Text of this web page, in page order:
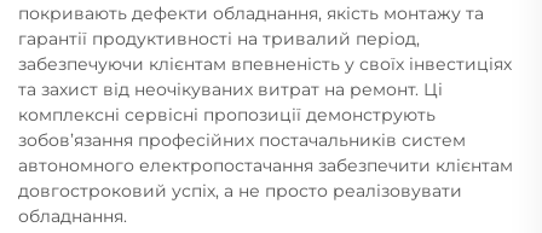
покривають дефекти обладнання, якість монтажу та
гарантії продуктивності на тривалий період,
забезпечуючи клієнтам впевненість у своїх інвестиціях
та захист від неочікуваних витрат на ремонт. Ці
комплексні сервісні пропозиції демонструють
зобов’язання професійних постачальників систем
автономного електропостачання забезпечити клієнтам
довгостроковий успіх, а не просто реалізовувати
обладнання.